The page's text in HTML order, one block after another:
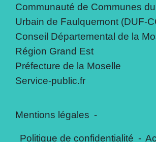
Communauté de Communes
Urbain de Faulquemont (DUF-
Conseil Départemental de la
Région Grand Est
Préfecture de la Moselle
Service-public.fr
Mentions légales -
Politique de confidentialité -